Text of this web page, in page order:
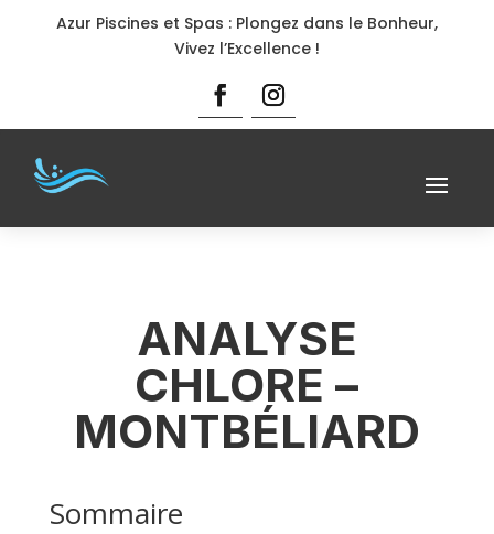
Azur Piscines et Spas : Plongez dans le Bonheur,
Vivez l’Excellence !
ANALYSE
CHLORE –
MONTBÉLIARD
Sommaire